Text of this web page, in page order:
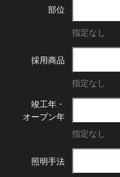
部位
指定なし
採用商品
指定なし
竣工年・
オープン年
指定なし
照明手法